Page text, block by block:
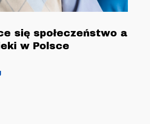
się społeczeństwo a
w Polsce